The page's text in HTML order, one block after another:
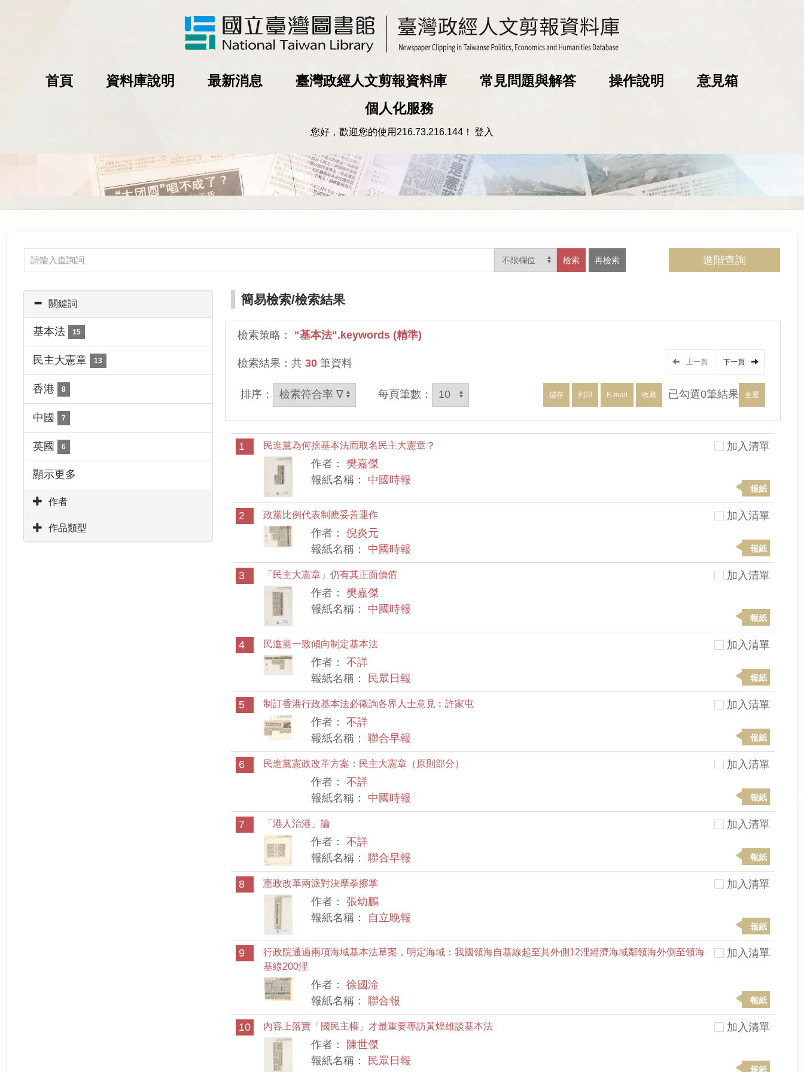
首頁 資料庫說明 最新消息 臺灣政經人文剪報資料庫 常見問題與解答 操作說明
意見箱
個人化服務
您好，歡迎您的使用 216.73.216.144 ！ 登入
檢索 再檢索 進階查詢
簡易檢索/檢索結果
檢索策略： "基本法".keywords (精準)
檢索結果：共 30筆資料 上一頁 下一頁
排序： 每頁筆數： 儲存 列印 E-mail 收藏 已勾選0筆結果 全選
1 民進黨為何捨基本法而取名民主大憲章？
作者：樊嘉傑
報紙名稱： 中國時報
加入清單
報紙
2 政黨比例代表制應妥善運作
作者：倪炎元
報紙名稱： 中國時報
加入清單
報紙
3 「民主大憲章」仍有其正面價值
作者：樊嘉傑
報紙名稱： 中國時報
加入清單
報紙
4 民進黨一致傾向制定基本法
作者：不詳
報紙名稱：
民眾日報
加入清單
報紙
5 制訂香港行政基本法必徵詢各界人士意見︰許家屯
作者：不詳
報紙名稱：聯合早報
加入清單
報紙
6 民進黨憲政改革方案：民主大憲章（原則部分）
作者：不詳
報紙名稱： 中國時報
加入清單
報紙
7 「港人治港」論
作者：不詳
報紙名稱：聯合早報
加入清單
報紙
8 憲政改革兩派對決摩拳擦掌
作者：張幼鵬
報紙名稱： 自立晚報
加入清單
報紙
9
行政院通過兩項海域基本法草案，明定海域：我國領海自基線起至其外側12浬經濟海域鄰領海外側至領海
基線200浬
作者：徐國淦
報紙名稱：聯合報
加入清單
報紙
10 內容上落實「國民主權」才最重要專訪黃煌雄談基本法
作者：
陳世傑
報紙名稱：
民眾日報
加入清單
報紙
關鍵詞
基本法 15
民主大憲章 13
香港 8
中國 7
英國 6
顯示更多
作者
作品類型